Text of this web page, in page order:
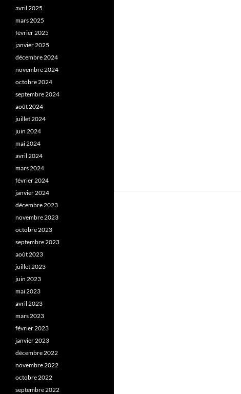
avril 2025
mars 2025
février 2025
janvier 2025
décembre 2024
novembre 2024
octobre 2024
septembre 2024
août 2024
juillet 2024
juin 2024
mai 2024
avril 2024
mars 2024
février 2024
janvier 2024
décembre 2023
novembre 2023
octobre 2023
septembre 2023
août 2023
juillet 2023
juin 2023
mai 2023
avril 2023
mars 2023
février 2023
janvier 2023
décembre 2022
novembre 2022
octobre 2022
septembre 2022